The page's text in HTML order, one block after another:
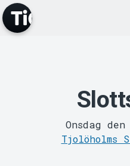
Onsdag
Tjolöholms